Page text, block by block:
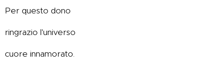
Per questo dono
ringrazio l'universo
cuore innamorato.